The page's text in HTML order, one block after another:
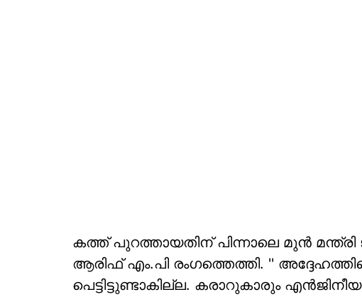
കത്ത് പുറത്തായതിന് പിന്നാലെ മുന്‍
ആരിഫ് എം.പി രംഗത്തെത്തി. ''
പെട്ടിട്ടുണ്ടാകില്ല. കരാറുകാരും